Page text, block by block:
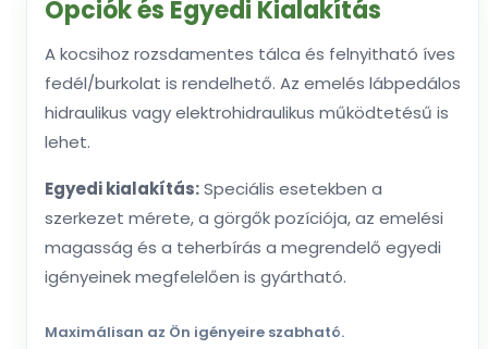
Opciók és Egyedi Kialakítás
A kocsihoz rozsdamentes tálca és felnyitható íves
fedél/burkolat is rendelhető. Az emelés lábpedálos
hidraulikus vagy elektrohidraulikus működtetésű is
lehet.
Egyedi kialakítás:Speciális esetekben a
szerkezet mérete, a görgők pozíciója, az emelési
magasság és a teherbírás a megrendelő egyedi
igényeinek megfelelően is gyártható.
Maximálisan az Ön igényeire szabható.